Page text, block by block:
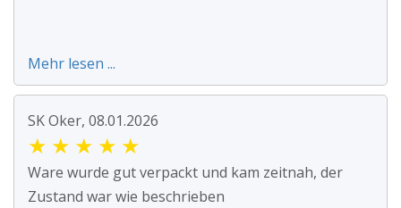
Mehr lesen ...
SK Oker, 08.01.2026
★ ★ ★ ★ ★
Ware wurde gut verpackt und kam zeitnah, der
Zustand war wie beschrieben